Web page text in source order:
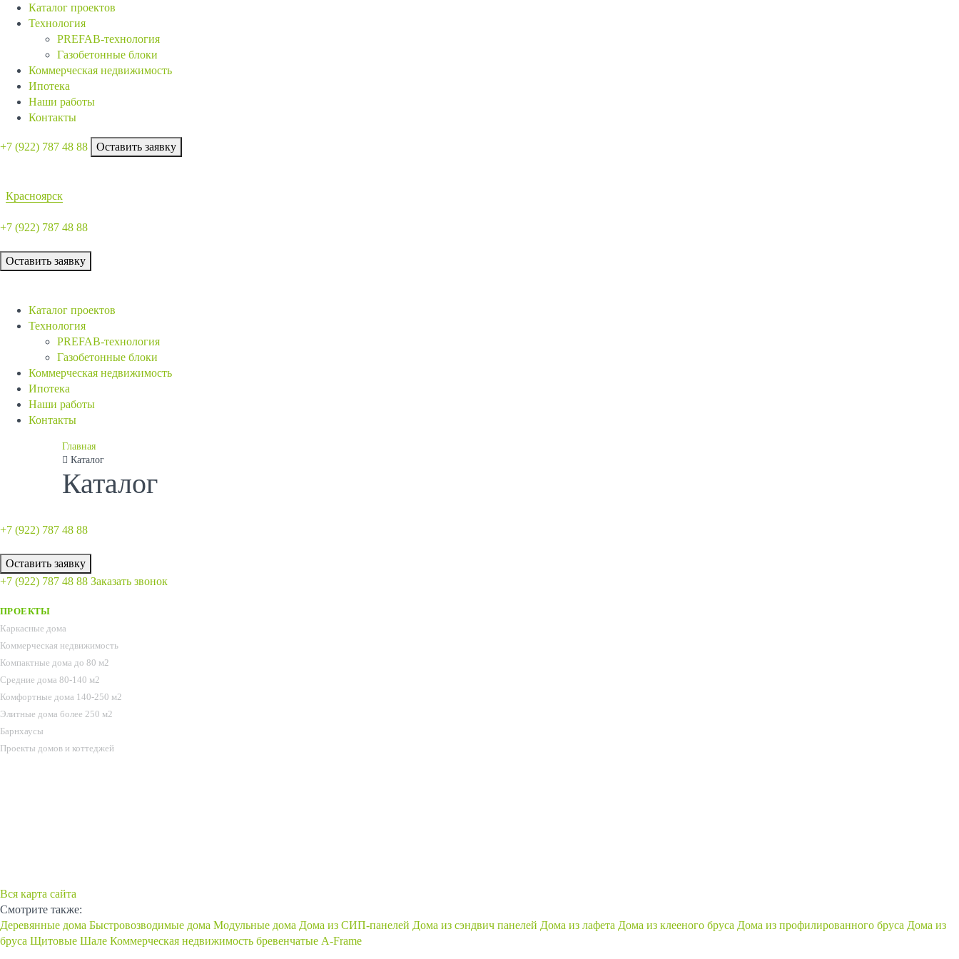
Каталог проектов
Технология
PREFAB-технология
Газобетонные блоки
Коммерческая недвижимость
Ипотека
Наши работы
Контакты
+7 (922) 787 48 88 Оставить заявку
Красноярск
+7 (922) 787 48 88
Оставить заявку
Каталог проектов
Технология
PREFAB-технология
Газобетонные блоки
Коммерческая недвижимость
Ипотека
Наши работы
Контакты
Главная
Каталог
Каталог
+7 (922) 787 48 88
Оставить заявку
+7 (922) 787 48 88 Заказать звонок
ПРОЕКТЫ
Каркасные дома
Коммерческая недвижимость
Компактные дома до 80 м2
Средние дома 80-140 м2
Комфортные дома 140-250 м2
Элитные дома более 250 м2
Барнхаусы
Проекты домов и коттеджей
Вся карта сайта
Смотрите также:
Деревянные дома Быстровозводимые дома Модульные дома Дома из СИП-панелей Дома из сэндвич панелей Дома из лафета Дома из клееного бруса Дома из профилированного бруса Дома из
бруса Щитовые Шале Коммерческая недвижимость бревенчатые A-Frame